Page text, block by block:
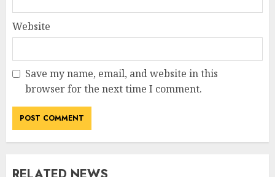
Website
Save my name, email, and website in this
browser for the next time I comment.